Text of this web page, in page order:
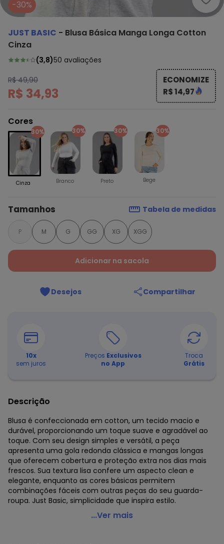
Just
-30%
JUST BASIC - Blusa Básica Manga Longa Cotton
Cinza
(3,8)50 avaliações
R$ 49,90
R$ 34,93
ECONOMIZE
R$ 14,97
Cores
30%
Cinza
30%
Branco
30%
Preto
30%
Bege
Tamanhos Tabela de medidas
P M G GG XG XGG
Adicionar na sacola
Desejos Compartilhar
10x
sem juros
Preços Exclusivos
no App
Troca
Grátis
Descrição
Blusa é confeccionada em cotton, um tecido macio e
durável, proporcionando um toque suave e agradável ao
toque. Com seu design simples e versátil, a peça
apresenta uma gola redonda clássica e mangas longas
que oferecem cobertura e proteção extra nos dias mais
frescos. Sua textura lisa confere um aspecto clean e
elegante, enquanto as cores básicas permitem
combinações fáceis com outras peças do seu guarda-
roupa. Just Basic, simplicidade que inspira estilo.
Just Basic - Blusa Básica Manga Longa Cotton Cinza
...Ver mais